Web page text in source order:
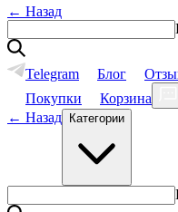
← Назад
Telegram Блог
Покупки
Корзина
← Назад Категории